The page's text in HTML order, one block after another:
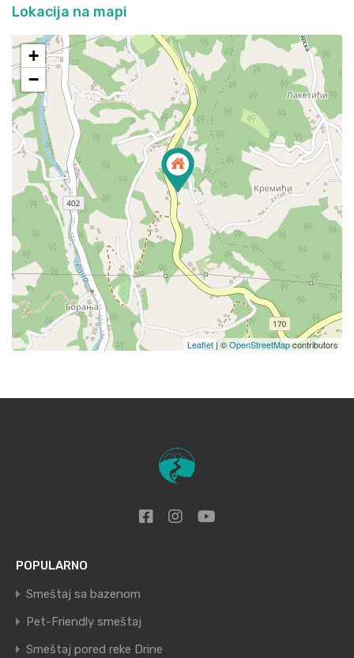
Lokacija na mapi
+
−
Leaflet | ©OpenStreetMapcontributors
POPULARNO
Smeštaj sa bazenom
Pet-Friendly smeštaj
Smeštaj pored reke Drine